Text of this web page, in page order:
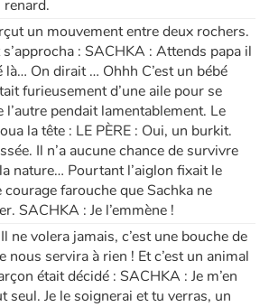
un mouvement entre deux rochers.
: SACHKA : Attends papa il
là… On dirait … Ohhh C’est un bébé
furieusement d’une aile pour se
pendait lamentablement. Le
la tête : LE PÈRE : Oui, un burkit.
Il n’a aucune chance de survivre
nature… Pourtant l’aiglon fixait le
farouche que Sachka ne
SACHKA : Je l’emmène !
ne volera jamais, c’est une bouche de
nous servira à rien ! Et c’est un animal
était décidé : SACHKA : Je m’en
seul. Je le soignerai et tu verras, un